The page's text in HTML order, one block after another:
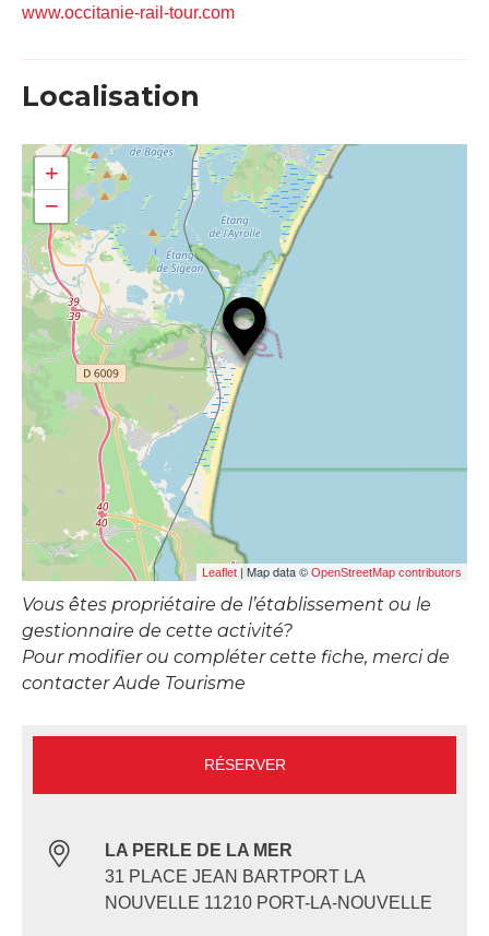
www.occitanie-rail-tour.com
Localisation
+
−
Leaflet | Map data © OpenStreetMap contributors
Vous êtes propriétaire de l’établissement ou le
gestionnaire de cette activité?
Pour modifier ou compléter cette fiche, merci de
contacter Aude Tourisme
RÉSERVER
LA PERLE DE LA MER
31 PLACE JEAN BARTPORT LA
NOUVELLE 11210 PORT-LA-NOUVELLE